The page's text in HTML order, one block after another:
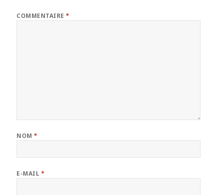
COMMENTAIRE*
NOM*
E-MAIL *